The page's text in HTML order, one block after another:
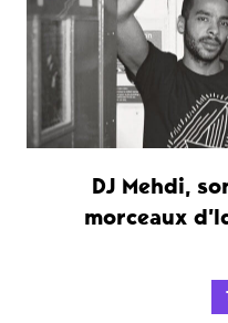
DJ Mehdi,
morceaux